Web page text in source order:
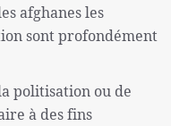
afghanes les
sont profondément
politisation ou de
à des fins